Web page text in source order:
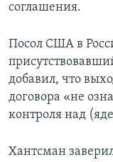
соглашения.
Посол США в
добавил, что
договора «не
контроля над
Хантсман